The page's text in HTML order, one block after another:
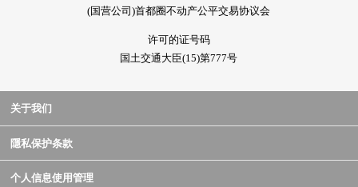
(国营公司)首都圈不动产公平交易协议会
许可的证号码
国土交通大臣(15)第777号
关于我们
隱私保护条款
个人信息使用管理